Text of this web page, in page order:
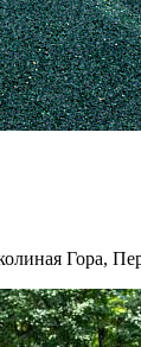
Гора,